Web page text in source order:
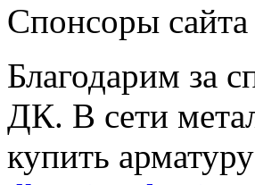
Спонсоры сайта
Благодарим за
ДК. В сети
купить